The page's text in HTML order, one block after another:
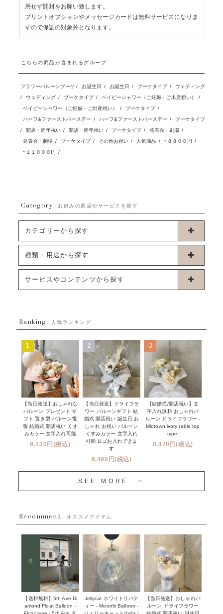
用せず開封をお願い致します。
プリントオプションやメッセージカードは無料サービスになりま
すので保証の対象外となります。
こちらの商品が含まれるグループ
フラワーバルーンブーケ / お誕生日 / お誕生日 / ブーケタイプ /
ウェディング
/
ウェディング / ブーケタイプ / ベイビーシャワー（ご妊娠・ご出産祝い）
/
ベイビーシャワー（ご妊娠・ご出産祝い）
/ ブーケタイプ /
ハーフ&ファーストバースデー / ハーフ&ファーストバースデー /
ブーケタイプ
/
開店・周年祝い / 開店・周年祝い / ブーケタイプ / 発表会・劇場 /
発表会・劇場 / ブーケタイプ / その他お祝い / 人気商品 / ~８８００円 /
~１１０００円 /
Category お好みの商品やサービスを探す
カテゴリーから探す
卓上タイプバルーン
ブーケタイプバルーン
ムーンリットバルーン
コンフェッティバルーン
フリンジバルーン
デコレーションセット
プロップスバルーン
オプション
成人式・卒業式・入学式バルーンブーケ
種類・用途から探す
お誕生日
開店・周年祝い
発表会・劇場
その他お祝い
クリスマス
新商品
~３０００円
~５５００円
１１０００円以上
NEW YORK MIND - ニューヨークスタイルバルーン
※コンフェッティバルーン -プリント内容-
サービスやコンテンツから探す
発送について
Q&A
メッセージカード・電報について
オーダーメイドについて
セミオーダーについて
フリンジバルーンについて
コンフェッティバルーンについて
ハワイウェディングサービス
企業・法人様
ウェディングコンフェッティバルーン特集
実店舗について -大阪 堀江店・名古屋 星ヶ丘店・滋賀 配送
センター店・沖縄 嘉手納基地店-
プリントサービス
Ranking 人気ランキング
1
【当日発送】おしゃれな
バルーン プレゼント ギ
フト 置き型 バルーン電
報 結婚式 開店祝い くす
みカラー 文字入れ可能
9,130円(税込)
2
【当日発送】ドライフラ
ワー バルーンギフト 結
婚式 開店祝い 誕生日 お
しゃれ お祝い バルーン
くすみカラー 文字入れ
可能 ロゴお入れできま
す
6,490円(税込)
3
【結婚式/開店祝い】文
字入れ無料 おしゃれバ
ルーン ドライフラワー -
Midtown ivory table top
type-
8,470円(税込)
SEE MORE
Recommend オススメアイテム
【送料無料】5th Ave Di
amond Float Balloon -
Jellycat ホワイトリバテ
ィー - Moonlit Balloon -
【当日発送】おしゃれバ
ルーン ドライフラワー